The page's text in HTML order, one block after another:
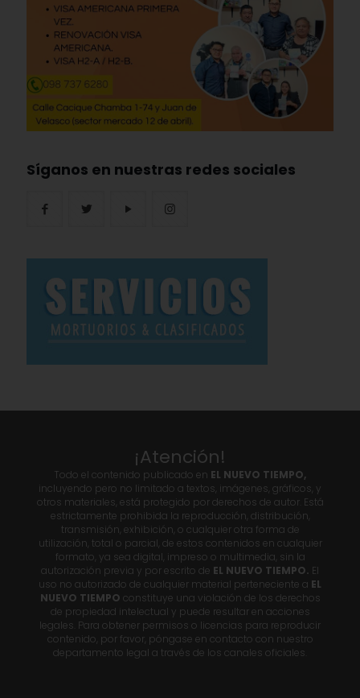
Síganos en nuestras redes sociales
¡Atención!
Todo el contenido publicado en EL NUEVO TIEMPO,
incluyendo pero no limitado a textos, imágenes, gráficos, y
otros materiales, está protegido por derechos de autor. Está
estrictamente prohibida la reproducción, distribución,
transmisión, exhibición, o cualquier otra forma de
utilización, total o parcial, de estos contenidos en cualquier
formato, ya sea digital, impreso o multimedia, sin la
autorización previa y por escrito de EL NUEVO TIEMPO. El
uso no autorizado de cualquier material perteneciente a EL
NUEVO TIEMPO constituye una violación de los derechos
de propiedad intelectual y puede resultar en acciones
legales. Para obtener permisos o licencias para reproducir
contenido, por favor, póngase en contacto con nuestro
departamento legal a través de los canales oficiales.